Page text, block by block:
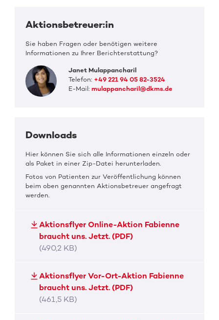
Aktionsbetreuer:in
Sie haben Fragen oder benötigen weitere
Informationen zu Ihrer Berichterstattung?
Janet Mulappancharil
Telefon: +49 221 94 05 82-3524
E-Mail:mulappancharil@dkms.de
Downloads
Hier können Sie sich alle Informationen einzeln oder
als Paket in einer Zip-Datei herunterladen.
Fotos von Patienten zur Veröffentlichung können
beim oben genannten Aktionsbetreuer angefragt
werden.
Aktionsflyer Online-Aktion Fabienne
braucht uns. Jetzt. (PDF)
(490,2 KB)
Aktionsflyer Vor-Ort-Aktion Fabienne
braucht uns. Jetzt. (PDF)
(461,5 KB)